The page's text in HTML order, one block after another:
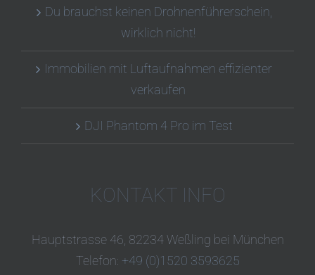
Du brauchst keinen Drohnenführerschein,
wirklich nicht!
Immobilien mit Luftaufnahmen effizienter
verkaufen
DJI Phantom 4 Pro im Test
KONTAKT INFO
Hauptstrasse 46, 82234 Weßling bei München
Telefon: +49 (0)1520 3593625